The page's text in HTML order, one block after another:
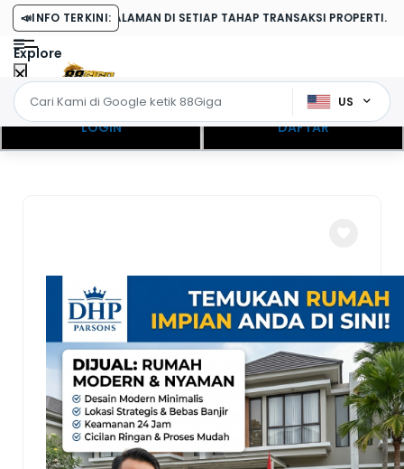
📣INFO TERKINI:DI SETIAP TAHAP TRANSAKSI PROPERTI.
Explore
US
LOGIN DAFTAR